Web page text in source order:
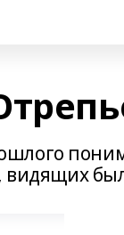
видящих